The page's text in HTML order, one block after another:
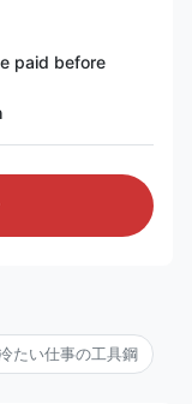
paid before
たい仕事の工具鋼